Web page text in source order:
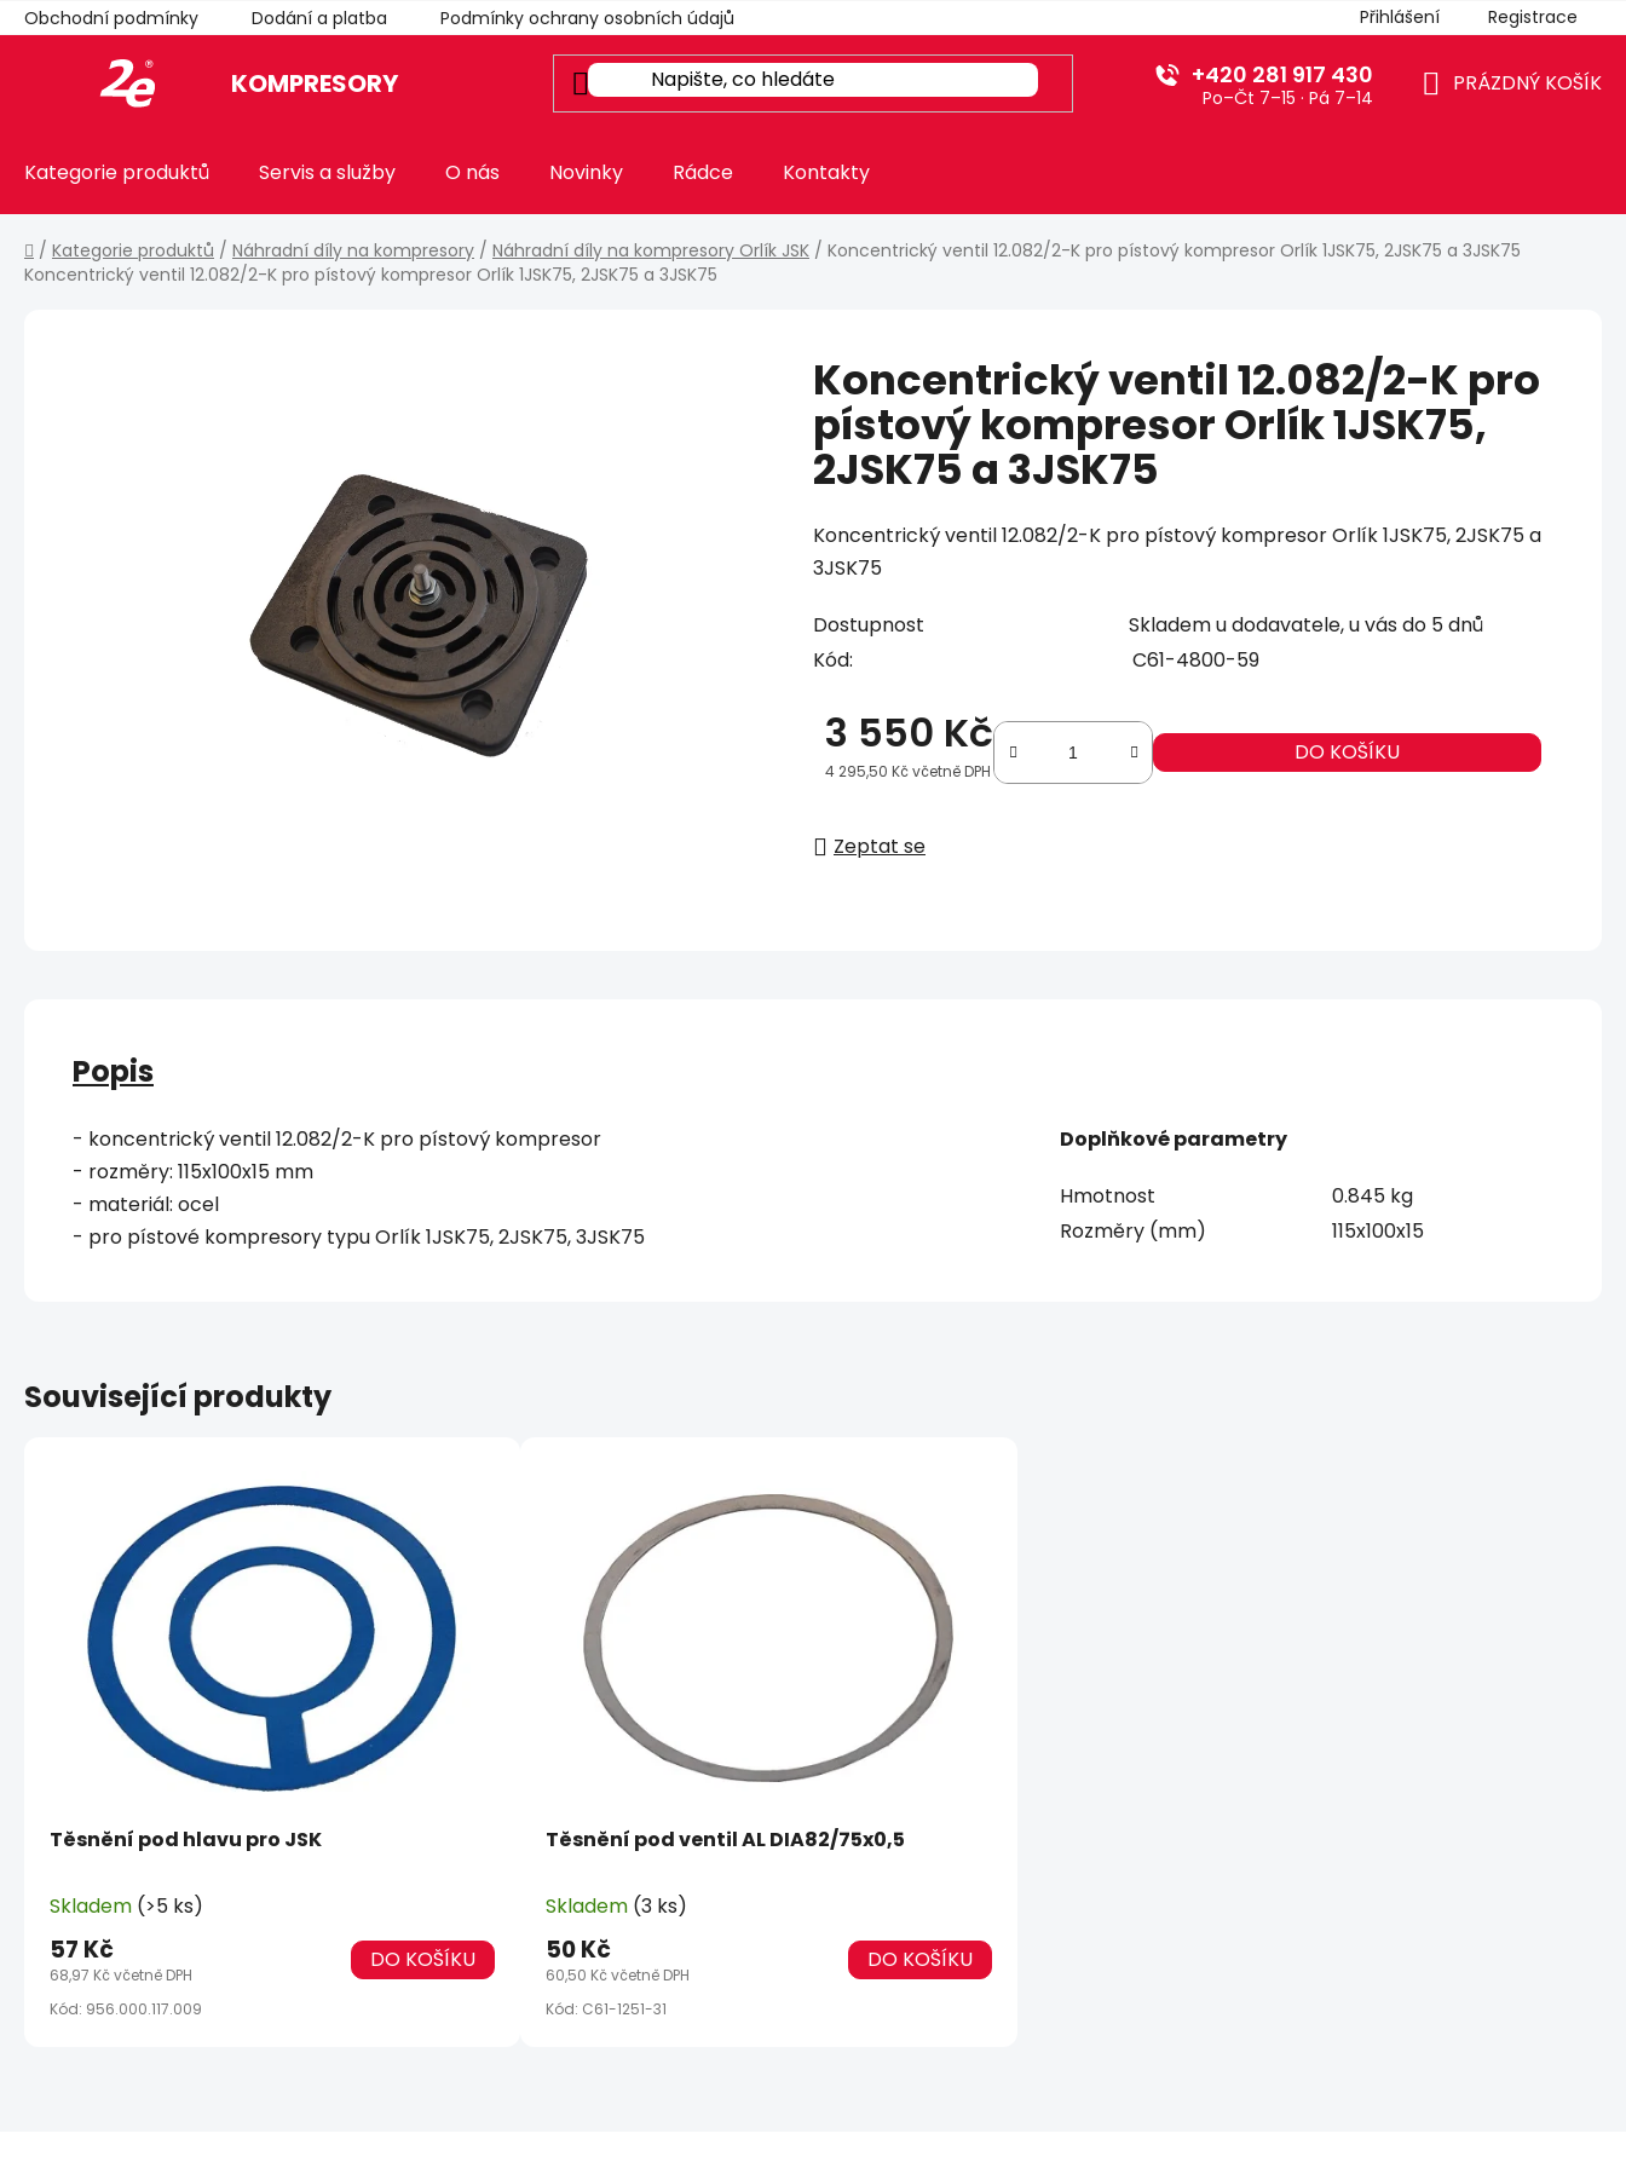
Přejít
na
Obchodní podmínky Dodání a platba Podmínky ochrany osobních údajů Přihlášení Registrace
KOMPRESORY
PRÁZDNÝ KOŠÍK
+420 281 917 430
Po–Čt 7–15 · Pá 7–14
Kategorie produktů Servis a služby O nás Novinky Rádce Kontakty
Domů
/ Kategorie produktů / Náhradní díly na kompresory / Náhradní díly na kompresory Orlík JSK / Koncentrický ventil 12.082/2-K pro pístový kompresor Orlík 1JSK75, 2JSK75 a 3JSK75
Koncentrický ventil 12.082/2-K pro pístový kompresor Orlík 1JSK75, 2JSK75 a 3JSK75
Koncentrický ventil 12.082/2-K pro
pístový kompresor Orlík 1JSK75,
2JSK75 a 3JSK75
Koncentrický ventil 12.082/2-K pro pístový kompresor Orlík 1JSK75, 2JSK75 a
3JSK75
Dostupnost
Skladem u dodavatele, u vás do 5 dnů
Kód:
C61-4800-59
3 550 Kč
4 295,50 Kč včetně DPH
DO KOŠÍKU
Zeptat se
Popis
- koncentrický ventil 12.082/2-K pro pístový kompresor
- rozměry: 115x100x15 mm
- materiál: ocel
- pro pístové kompresory typu Orlík 1JSK75, 2JSK75, 3JSK75
Doplňkové parametry
Hmotnost
0.845 kg
Rozměry (mm)
115x100x15
Související produkty
Těsnění pod hlavu pro JSK
Skladem (>5 ks)
68,97 Kč včetně DPH
57 Kč DO KOŠÍKU
Kód: 956.000.117.009
Těsnění pod ventil AL DIA82/75x0,5
Skladem (3 ks)
60,50 Kč včetně DPH
50 Kč DO KOŠÍKU
Kód: C61-1251-31